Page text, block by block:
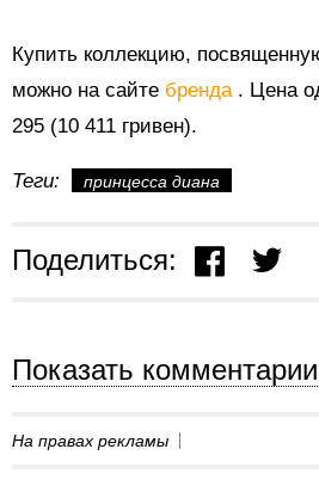
Купить коллекцию,
можно на сайте бренда . Цена
295 (10 411 гривен).
Теги: принцесса диана
Поделиться:
Показать комментарии
На правах рекламы